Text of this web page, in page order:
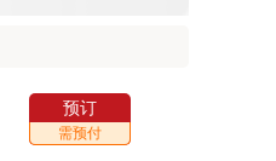
预订
需预付